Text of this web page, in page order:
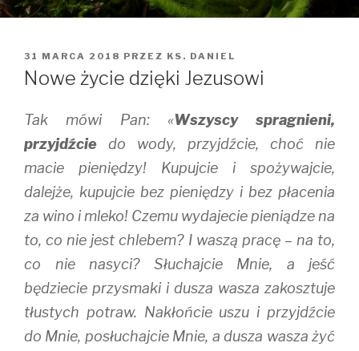
OPUBLIKOWANE
W
31 MARCA 2018 PRZEZ KS. DANIEL
Nowe życie dzięki Jezusowi
Tak mówi Pan: «Wszyscy spragnieni,
przyjdźcie do wody, przyjdźcie, choć nie
macie pieniędzy! Kupujcie i spożywajcie,
dalejże, kupujcie bez pieniędzy i bez płacenia
za wino i mleko! Czemu wydajecie pieniądze na
to, co nie jest chlebem? I waszą pracę – na to,
co nie nasyci? Słuchajcie Mnie, a jeść
będziecie przysmaki i dusza wasza zakosztuje
tłustych potraw. Nakłońcie uszu i przyjdźcie
do Mnie, posłuchajcie Mnie, a dusza wasza żyć